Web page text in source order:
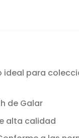
ideal para
de Galar
alta calidad